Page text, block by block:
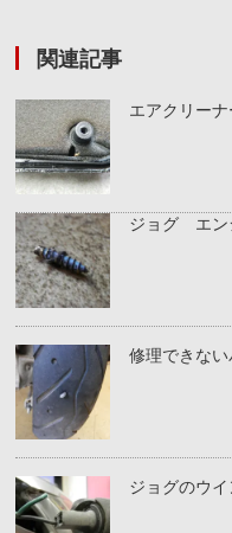
関連記事
エアクリー
ジョグ エン
修理できない
ジョグのウ